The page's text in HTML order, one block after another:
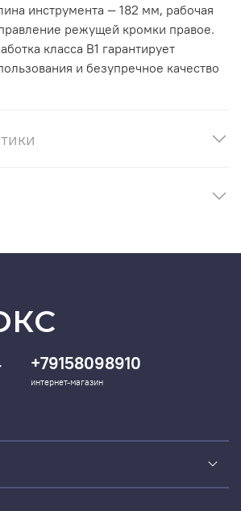
инструмента — 182 мм, рабочая
режущей кромки правое.
класса В1 гарантирует
и безупречное качество
+79158098910
интернет-магазин